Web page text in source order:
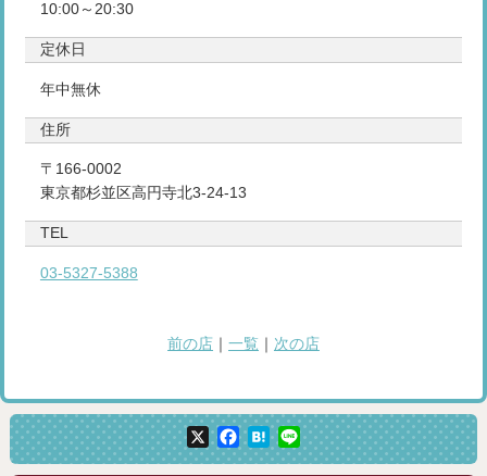
10:00～20:30
定休日
年中無休
住所
〒166-0002
東京都杉並区高円寺北3-24-13
TEL
03-5327-5388
前の店 ｜一覧 ｜ 次の店
X Facebook
Hatena
Line